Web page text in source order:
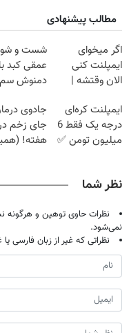
مطالب پیشنهادی
اگر میخوای
ایمپلنت کنی
الان وقتشه |
میلیون تومان!!!
شست و
عمقی کبد با
دمنوش سم
ایمپلنت کره‌ای
درجه یک فقط 6
میلیون تومن ✅
جادوی
جای زخم
هفته!
نظر شما
نظرات حاوی توهین و
نمی‌شود.
نظراتی که غیر از زبان فارسی